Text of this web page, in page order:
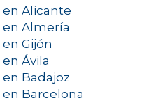
Alicante
Almería
Gijón
Ávila
Badajoz
Barcelona